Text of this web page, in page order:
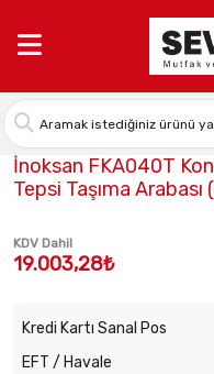
Stok Kodu:INO-FKA040T
İnoksan FKA040T
Tepsi Taşıma
KDV Dahil
19.003,28₺
Kredi Kartı Sanal Pos
EFT / Havale